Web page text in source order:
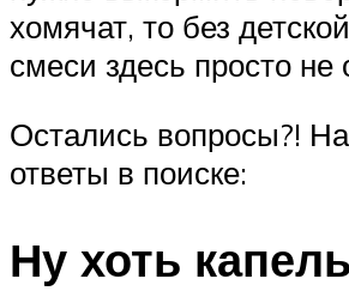
хомячат, то без
смеси здесь просто не
Остались вопросы?!
ответы в поиске:
Ну хоть